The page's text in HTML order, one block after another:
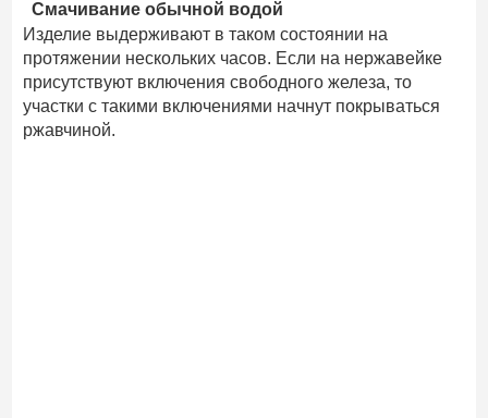
Смачивание обычной водой
Изделие выдерживают в таком состоянии на
протяжении нескольких часов. Если на нержавейке
присутствуют включения свободного железа, то
участки с такими включениями начнут покрываться
ржавчиной.